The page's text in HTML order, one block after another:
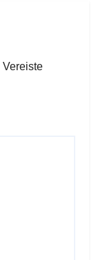
Vereiste